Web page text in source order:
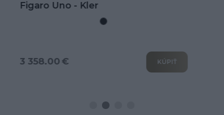
Kožená rohová sedačka Goya s
rozkladom na spanie
3 802.00 € KÚPIŤ